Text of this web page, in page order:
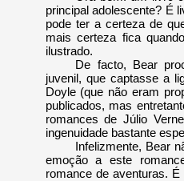
principal adolescente? É
pode ter a certeza de
mais certeza fica
ilustrado.
De facto, Bear
juvenil, que captasse a
Doyle (que não eram
publicados, mas
romances de Júlio
ingenuidade bastante
Infelizmente, Bear
emoção a este
romance de aventuras.